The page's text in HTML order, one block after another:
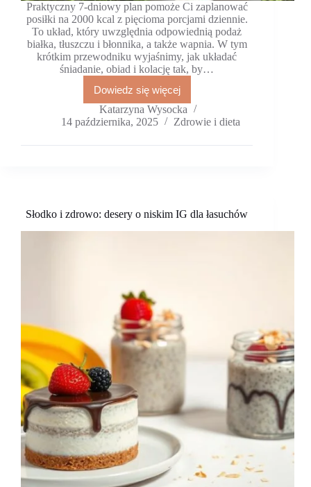
Praktyczny 7-dniowy plan pomoże Ci zaplanować
posiłki na 2000 kcal z pięcioma porcjami dziennie.
To układ, który uwzględnia odpowiednią podaż
białka, tłuszczu i błonnika, a także wapnia. W tym
krótkim przewodniku wyjaśnimy, jak układać
śniadanie, obiad i kolację tak, by…
Dowiedz się więcej
Insulinooporność
u
kobiet:
7-
jadłospis
Katarzyna Wysocka
14 października, 2025
Zdrowie i dieta
Słodko i zdrowo: desery o niskim IG dla łasuchów